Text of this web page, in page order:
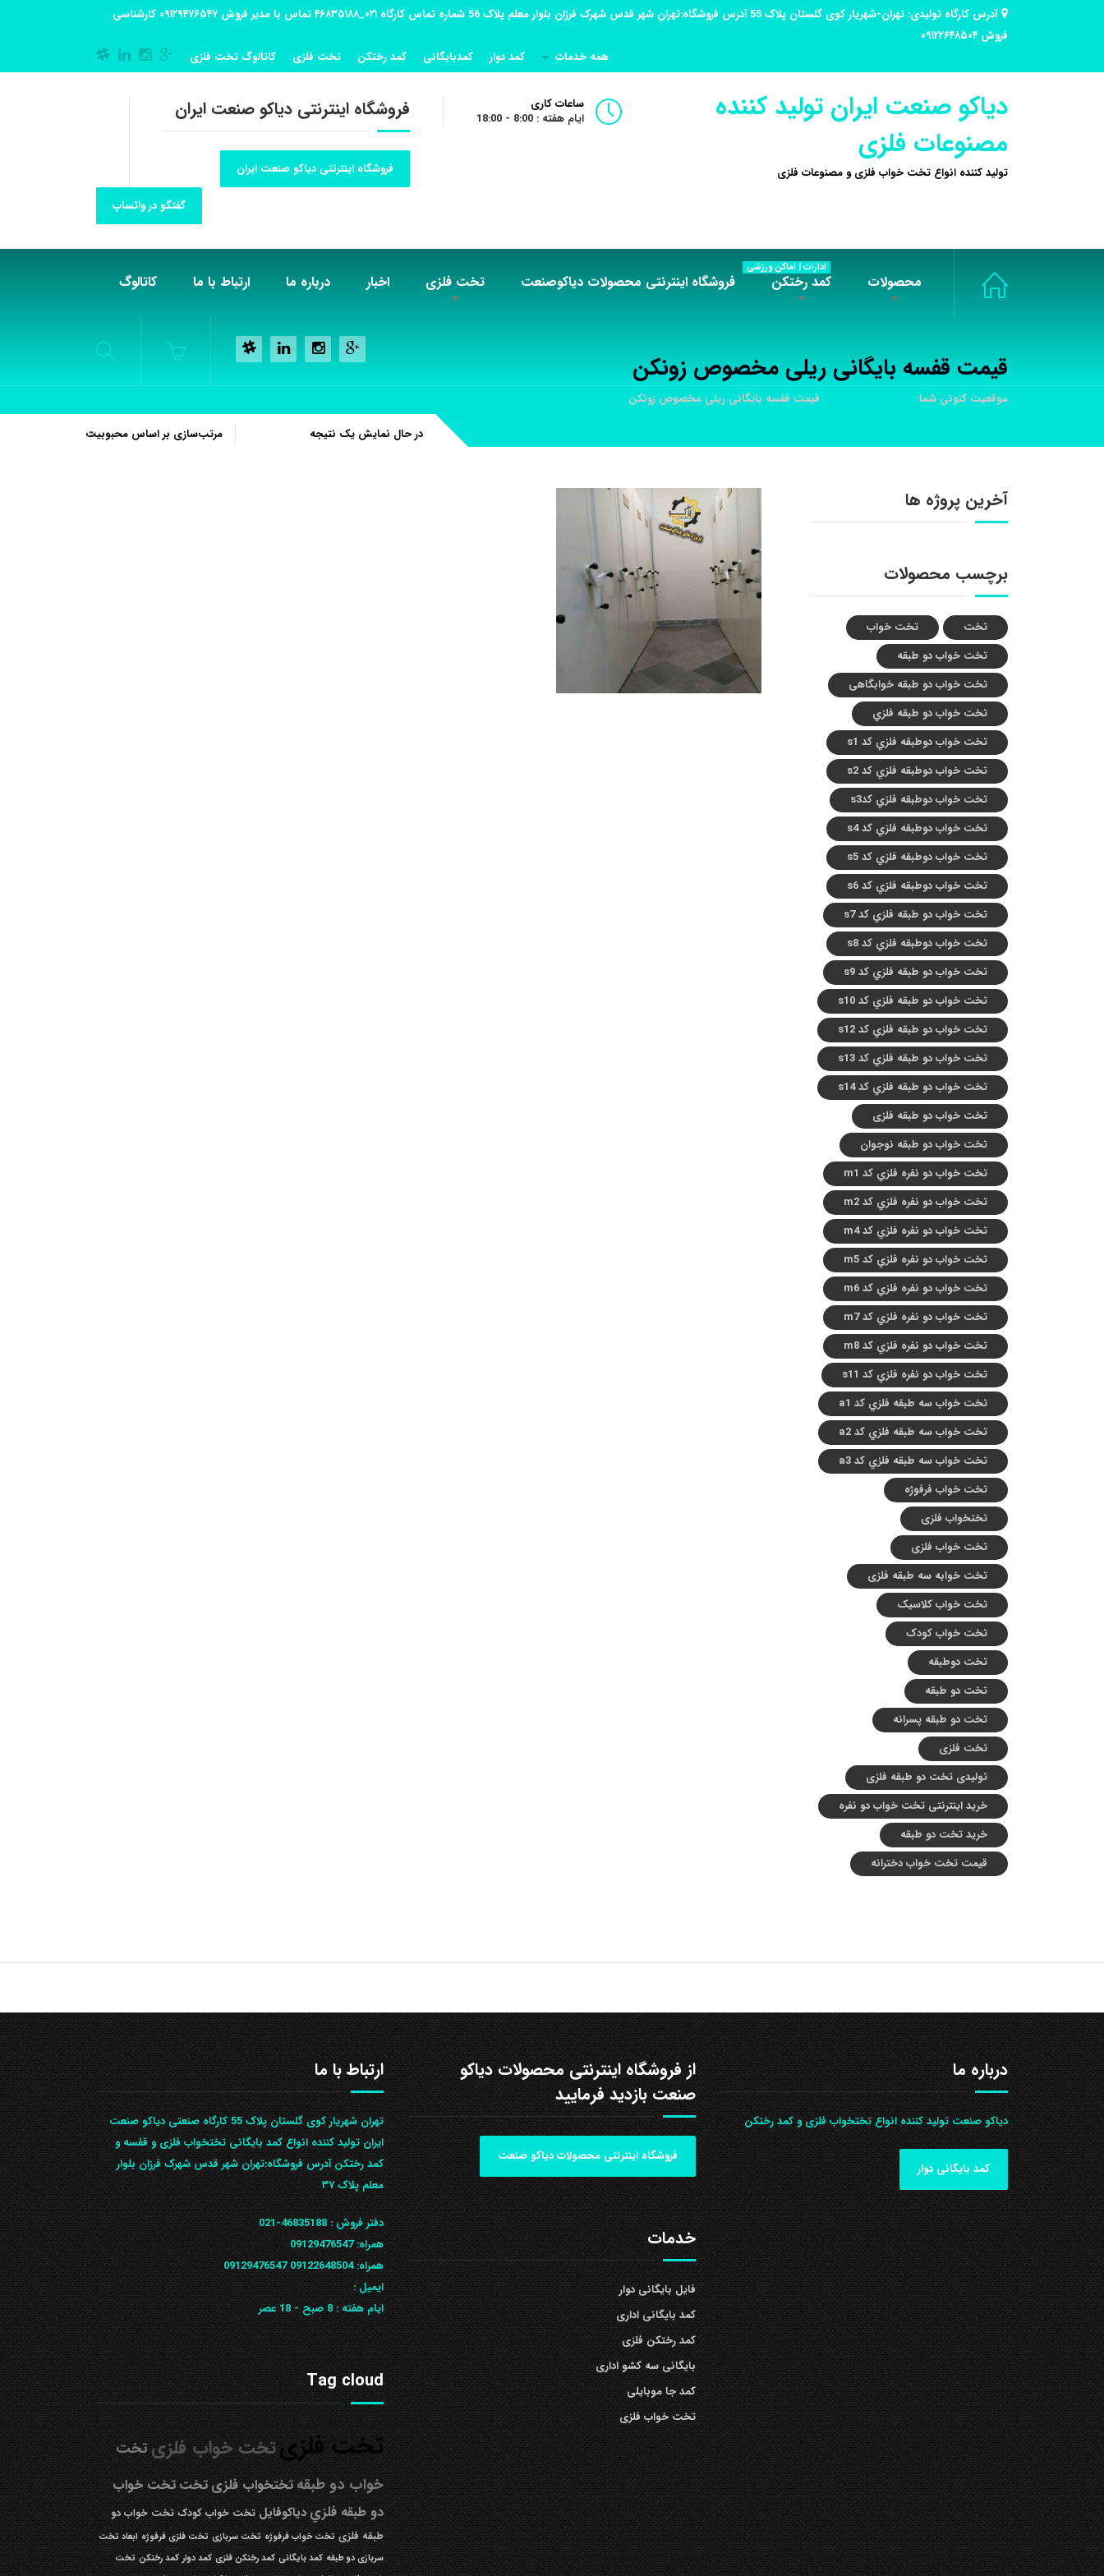
آدرس کارگاه تولیدی: تهران-شهریار کوی گلستان پلاک 55 آدرس فروشگاه:تهران شهر قدس شهرک فرزان بلوار معلم پلاک 56 شماره تماس کارگاه ۰۲۱_۴۶۸۳۵۱۸۸ تماس با مدیر فروش ۰۹۱۲۹۴۷۶۵۴۷ کارشناسی
فروش ۰۹۱۲۲۶۴۸۵۰۴
همه خدمات
کمد دوار کمدبایگانی کمد رختکن تخت فلزی کاتالوگ تخت فلزی
دیاکو صنعت ایران تولید کننده
مصنوعات فلزی
تولید کننده انواع تخت خواب فلزی و مصنوعات فلزی
ساعات کاری
ایام هفته : 8:00 - 18:00
فروشگاه اینترنتی دیاکو صنعت ایران
فروشگاه اینترنتی دیاکو صنعت ایران
گفتگو در واتساپ
محصولات کمد رختکن
ادارات | اماکن ورزشی
فروشگاه اینترنتی محصولات دیاکوصنعت تخت فلزی اخبار درباره ما ارتباط با ما کاتالوگ
قیمت قفسه بایگانی ریلی مخصوص زونکن
موقعیت کنونی شما: قیمت قفسه بایگانی ریلی مخصوص زونکن
در حال نمایش یک نتیجه
آخرین پروژه ها
برچسب محصولات
تخت
تخت خواب
تخت خواب دو طبقه
تخت خواب دو طبقه خوابگاهی
تخت خواب دو طبقه فلزي
تخت خواب دوطبقه فلزي کد s1
تخت خواب دوطبقه فلزي کد s2
تخت خواب دوطبقه فلزي کدs3
تخت خواب دوطبقه فلزي کد s4
تخت خواب دوطبقه فلزي کد s5
تخت خواب دوطبقه فلزي کد s6
تخت خواب دو طبقه فلزي کد s7
تخت خواب دوطبقه فلزي کد s8
تخت خواب دو طبقه فلزي کد s9
تخت خواب دو طبقه فلزي کد s10
تخت خواب دو طبقه فلزي کد s12
تخت خواب دو طبقه فلزي کد s13
تخت خواب دو طبقه فلزي کد s14
تخت خواب دو طبقه فلزی
تخت خواب دو طبقه نوجوان
تخت خواب دو نفره فلزي کد m1
تخت خواب دو نفره فلزي کد m2
تخت خواب دو نفره فلزي کد m4
تخت خواب دو نفره فلزي کد m5
تخت خواب دو نفره فلزي کد m6
تخت خواب دو نفره فلزي کد m7
تخت خواب دو نفره فلزي کد m8
تخت خواب دو نفره فلزي کد s11
تخت خواب سه طبقه فلزي کد a1
تخت خواب سه طبقه فلزي کد a2
تخت خواب سه طبقه فلزي کد a3
تخت خواب فرفوژه
تختخواب فلزی
تخت خواب فلزی
تخت خوابه سه طبقه فلزی
تخت خواب کلاسیک
تخت خواب کودک
تخت دوطبقه
تخت دو طبقه
تخت دو طبقه پسرانه
تخت فلزی
تولیدی تخت دو طبقه فلزی
خرید اینترنتی تخت خواب دو نفره
خرید تخت دو طبقه
قیمت تخت خواب دخترانه
درباره ما
دیاکو صنعت تولید کننده انواع تختخواب فلزی و کمد رختکن
کمد بایگانی دوار
از فروشگاه اینترنتی محصولات دیاکو
صنعت بازدید فرمایید
فروشگاه اینترنتی محصولات دیاکو صنعت
خدمات
فایل بایگانی دوار
کمد بایگانی اداری
کمد رختکن فلزی
بایگانی سه کشو اداری
کمد جا موبایلی
تخت خواب فلزی
ارتباط با ما
تهران شهریار کوی گلستان پلاک 55 کارگاه صنعتی دیاکو صنعت
ایران تولید کننده انواع کمد بایگانی تختخواب فلزی و قفسه و
کمد رختکن آدرس ف‍روشگاه:تهران شهر قدس شهرک فرزان بلوار
معلم پلاک ۳۷
دفتر فروش :46835188-021
همراه:09129476547
همراه: 09122648504
09129476547
ایمیل :
ایام هفته :8 صبح - 18 عصر
Tag cloud
تخت فلزیتخت خواب فلزیتخت
خواب دو طبقهتختخواب فلزیتختتخت خواب
دو طبقه فلزيدیاکوفایل تخت خواب کودک تخت خواب دو
طبقه فلزی تخت خواب فرفوژه تخت سربازی تخت فلزی فرفوژه ابعاد تخت
سربازی دو طبقه کمد بایگانی کمد رختکن فلزی کمد دوار کمد رختکن تخت